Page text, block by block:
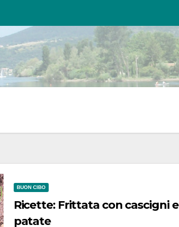
BUON CIBO
Ricette: Frittata con cascigni e
patate